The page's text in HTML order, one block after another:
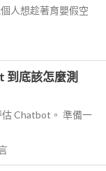
人想趁著育嬰假空
到底該怎麼測
Chatbot。 準備一